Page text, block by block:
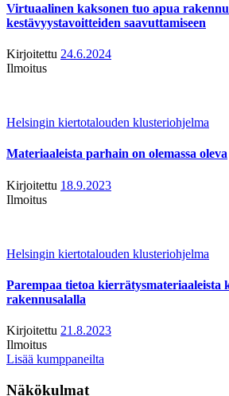
Virtuaalinen kaksonen tuo apua
kestävyystavoitteiden saavuttamiseen
Kirjoitettu 24.6.2024
Ilmoitus
Helsingin kiertotalouden klusteriohjelma
Materiaaleista parhain on olemassa oleva
Kirjoitettu 18.9.2023
Ilmoitus
Helsingin kiertotalouden klusteriohjelma
Parempaa tietoa kierrätysmateriaaleista
rakennusalalla
Kirjoitettu 21.8.2023
Ilmoitus
Lisää kumppaneilta
Näkökulmat